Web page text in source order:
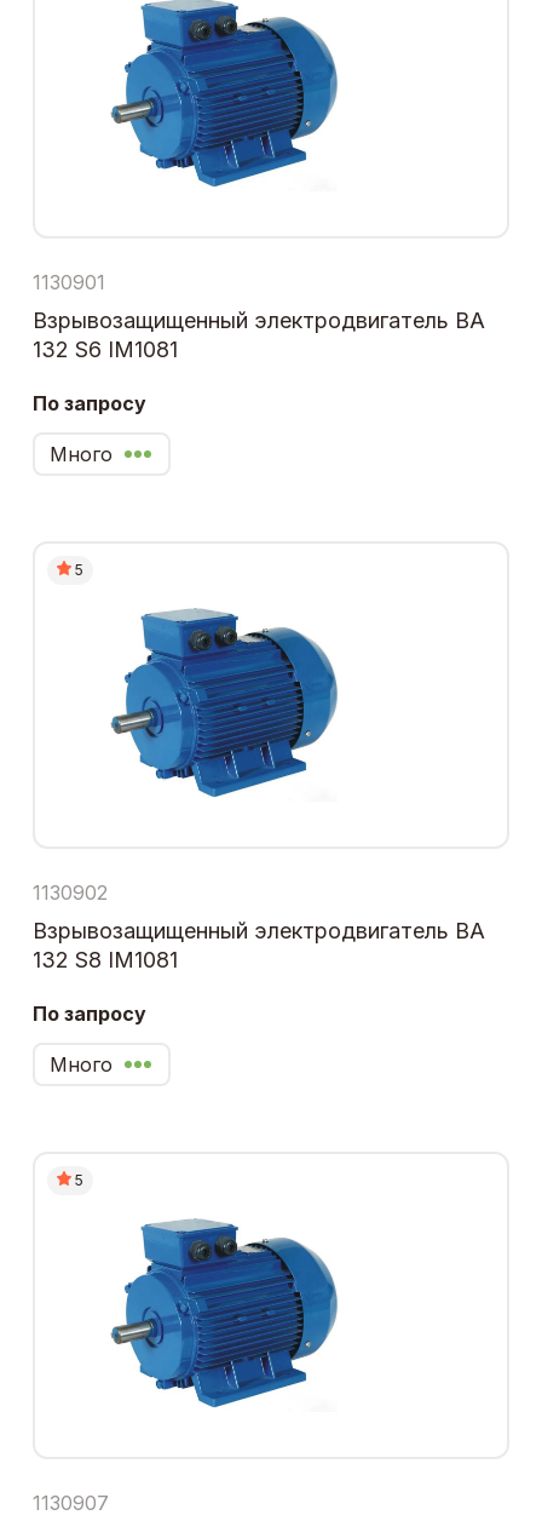
1130901
Взрывозащищенный электродвигатель ВА
132 S6 IM1081
По запросу
Много
5
1130902
Взрывозащищенный электродвигатель ВА
132 S8 IM1081
По запросу
Много
5
1130907